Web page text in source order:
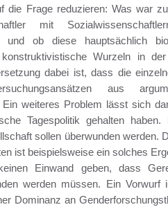
die Frage reduzieren: Was war
mit
und ob diese hauptsächlich
Wurzeln in
dabei ist, dass die
aus
Ein weiteres Problem lässt sich
Tagespolitik gehalten
sollen überwunden werden.
ist beispielsweise ein solches
Einwand geben, dass
werden müssen. Ein
Dominanz an